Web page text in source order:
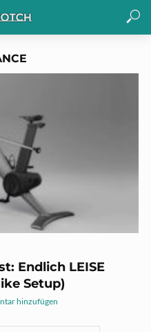
Endlich LEISE
Setup)
hinzufügen